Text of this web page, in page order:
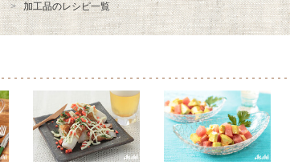
加工品のレシピ一覧